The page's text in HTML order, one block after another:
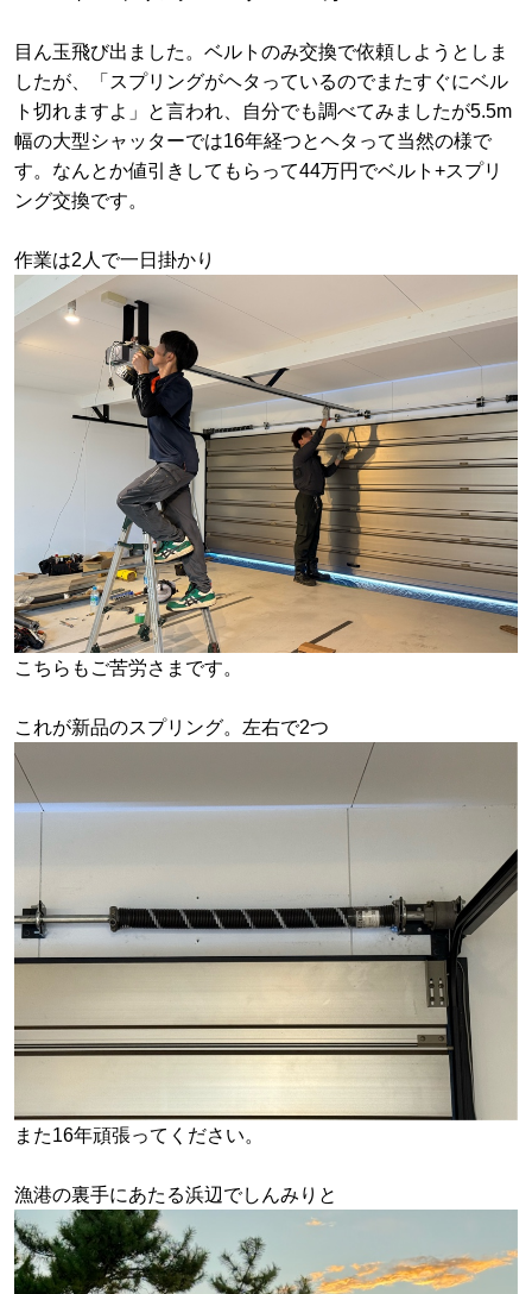
目ん玉飛び出ました。ベルトのみ交換で依頼しようとしま
したが、「スプリングがヘタっているのでまたすぐにベル
ト切れますよ」と言われ、自分でも調べてみましたが5.5m
幅の大型シャッターでは16年経つとヘタって当然の様で
す。なんとか値引きしてもらって44万円でベルト+スプリ
ング交換です。
作業は2人で一日掛かり
こちらもご苦労さまです。
これが新品のスプリング。左右で2つ
また16年頑張ってください。
漁港の裏手にあたる浜辺でしんみりと